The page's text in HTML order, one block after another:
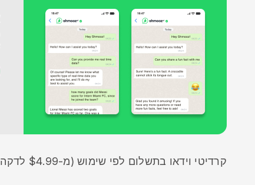
קרדיטי וידאו בתשלום לפי שימוש (מ-$4.99 לדקה).